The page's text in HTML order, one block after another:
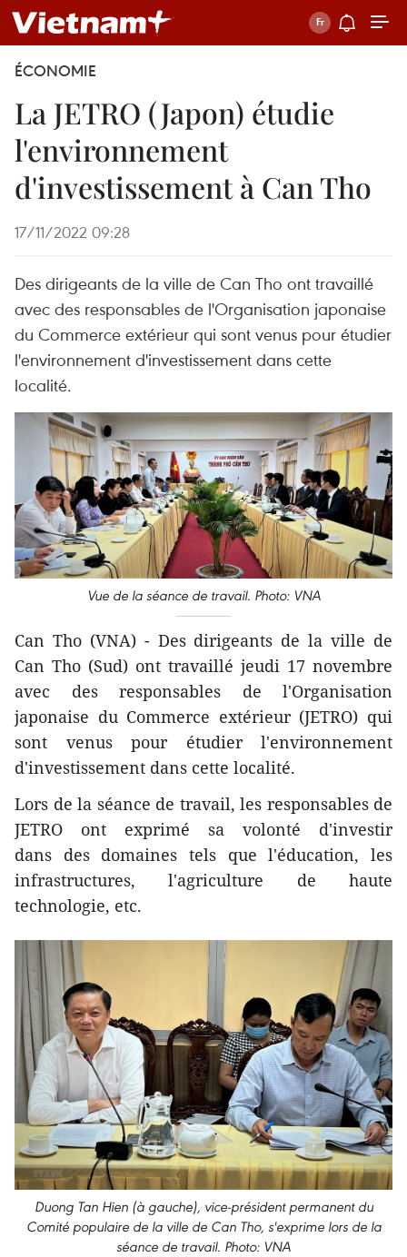
ÉCONOMIE
La JETRO (Japon) étudie
l'environnement
d'investissement à Can Tho
17/11/2022 09:28
Des dirigeants de la ville de Can Tho ont travaillé
avec des responsables de l'Organisation japonaise
du Commerce extérieur qui sont venus pour étudier
l'environnement d'investissement dans cette
localité.
Vue de la séance de travail. Photo: VNA
Can Tho (VNA) - Des dirigeants de la ville de
Can Tho (Sud) ont travaillé jeudi 17 novembre
avec des responsables de l'Organisation
japonaise du Commerce extérieur (JETRO) qui
sont venus pour étudier l'environnement
d'investissement dans cette localité.
Lors de la séance de travail, les responsables de
JETRO ont exprimé sa volonté d'investir
dans des domaines tels que l'éducation, les
infrastructures, l'agriculture de haute
technologie, etc.
Duong Tan Hien (à gauche), vice-président permanent du
Comité populaire de la ville de Can Tho, s'exprime lors de la
séance de travail. Photo: VNA